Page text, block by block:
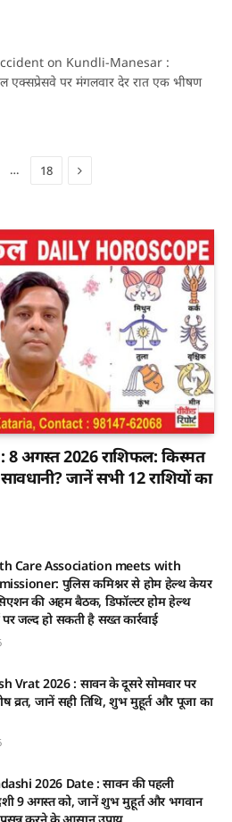
accident on Kundli-Manesar :
एक्सप्रेसवे पर मंगलवार देर रात एक भीषण
… 18 Next
अगस्त 2026 राशिफल: किस्मत
जानें सभी 12 राशियों का
Care Association meets with
पुलिस कमिश्नर से होम हेल्थ केयर
की अहम बैठक, डिफॉल्टर होम हेल्थ
जल्द हो सकती है सख्त कार्रवाई
Vrat 2026 : सावन के दूसरे सोमवार पर
व्रत, जानें सही तिथि, शुभ मुहूर्त और पूजा का
2026 Date : सावन की पहली
9 अगस्त को, जानें शुभ मुहूर्त और भगवान